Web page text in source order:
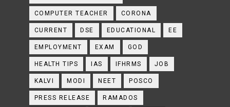
COMPUTER TEACHER CORONA
CURRENT DSE EDUCATIONAL EE
EMPLOYMENT EXAM GOD
HEALTH TIPS IAS IFHRMS JOB
KALVI MODI NEET POSCO
PRESS RELEASE RAMADOS